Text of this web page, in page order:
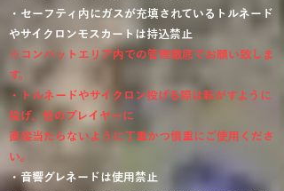
・セーフティ内にガスが充填されているトルネード
やサイクロンモスカートは持込禁止
※コンバットエリア内での管理徹底でお願い致しま
す。
・トルネードやサイクロン投げる際は転がすように
投げ、他のプレイヤーに
直接当たらないように丁重かつ慎重にご使用くださ
い。
・音響グレネードは使用禁止​​